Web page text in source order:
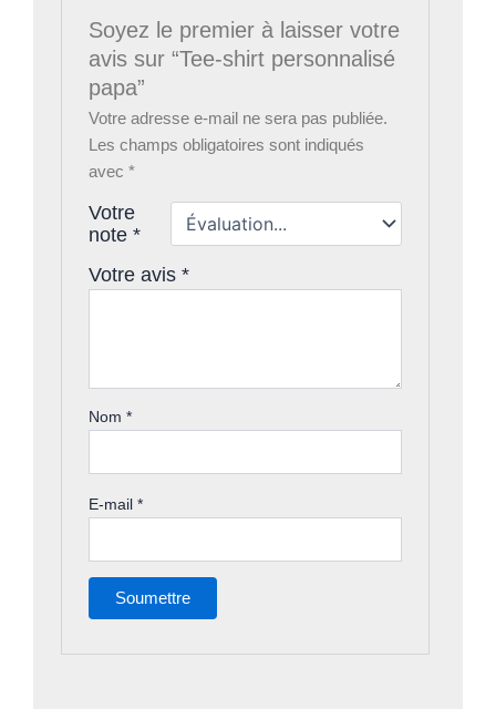
Soyez le premier à laisser votre
avis sur “Tee-shirt personnalisé
papa”
Votre adresse e-mail ne sera pas publiée.
Les champs obligatoires sont indiqués
avec*
Votre
note*
Votre avis*
Nom*
E-mail*